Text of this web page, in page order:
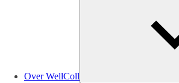
Over WellColl